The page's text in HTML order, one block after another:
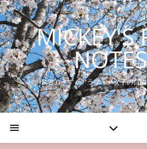
MICKEY'S
HSP気質もうすぐアラフォー女子の自